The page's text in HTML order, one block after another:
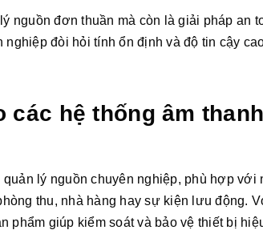
nguồn đơn thuần mà còn là giải pháp an
đòi hỏi tính ổn định và độ tin cậy
các hệ thống âm
quản lý nguồn chuyên nghiệp, phù hợp với
thu, nhà hàng hay sự kiện lưu động.
phẩm giúp kiểm soát và bảo vệ thiết bị